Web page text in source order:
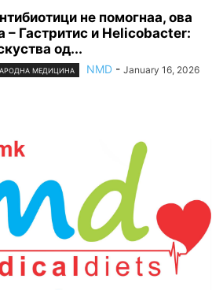
не помогнаа, ова
– Гастритис и Helicobacter:
од...
МЕДИЦИНА NMD - January 16, 2026